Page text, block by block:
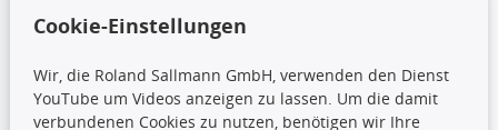
CARAT Gruppe
Cookie-Einstellungen
Wir, die Roland Sallmann GmbH, verwenden den Dienst
YouTube um Videos anzeigen zu lassen. Um die damit
verbundenen Cookies zu nutzen, benötigen wir Ihre